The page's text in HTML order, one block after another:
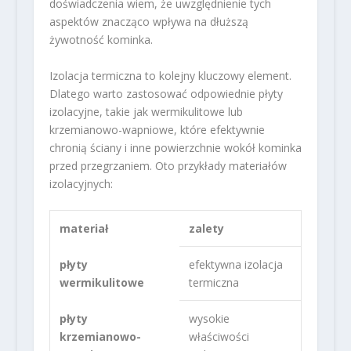
doświadczenia wiem, że uwzględnienie tych
aspektów znacząco wpływa na dłuższą
żywotność kominka.
Izolacja termiczna to kolejny kluczowy element.
Dlatego warto zastosować odpowiednie płyty
izolacyjne, takie jak wermikulitowe lub
krzemianowo-wapniowe, które efektywnie
chronią ściany i inne powierzchnie wokół kominka
przed przegrzaniem. Oto przykłady materiałów
izolacyjnych:
materiał zalety
płyty
wermikulitowe
efektywna izolacja
termiczna
płyty
krzemianowo-
wysokie
właściwości